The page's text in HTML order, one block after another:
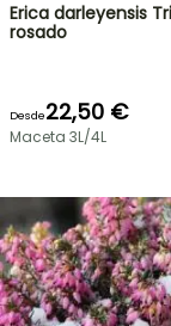
Erica darleyensis
rosado
Desde22,50 €
Maceta 3L/4L